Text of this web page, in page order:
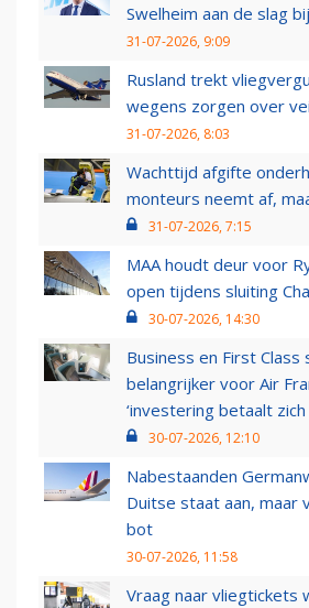
Swelheim aan de slag
31-07-2026, 9:09
Rusland trekt
wegens zorgen over
31-07-2026, 8:03
Wachttijd afgifte
monteurs neemt af,
31-07-2026, 7:15
MAA houdt deur voor
open tijdens sluiting
30-07-2026, 14:30
Business en First Class
belangrijker voor Air
‘investering betaalt zich
30-07-2026, 12:10
Nabestaanden
Duitse staat aan, maar
bot
30-07-2026, 11:58
Vraag naar vliegtickets